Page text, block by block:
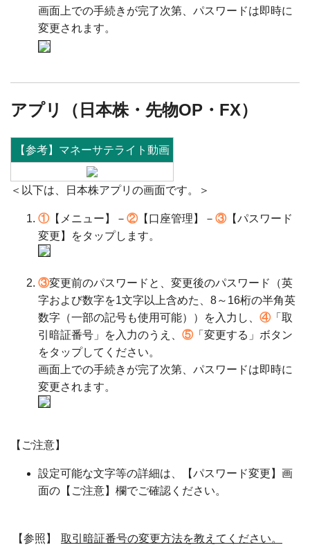
画面上での手続きが完了次第、パスワードは即時に
変更されます。
アプリ（日本株・先物OP・FX）
【参考】マネーサテライト動画
＜以下は、日本株アプリの画面です。＞
①【メニュー】－ ②【口座管理】－ ③【パスワード
変更】をタップします。
③変更前のパスワードと、変更後のパスワード（英
字および数字を1文字以上含めた、8～16桁の半角英
数字（一部の記号も使用可能））を入力し、 ④「取
引暗証番号」を入力のうえ、 ⑤「変更する」ボタン
をタップしてください。
画面上での手続きが完了次第、パスワードは即時に
変更されます。
【ご注意】
設定可能な文字等の詳細は、【パスワード変更】画
面の【ご注意】欄でご確認ください。
【参照】
取引暗証番号の変更方法を教えてください。